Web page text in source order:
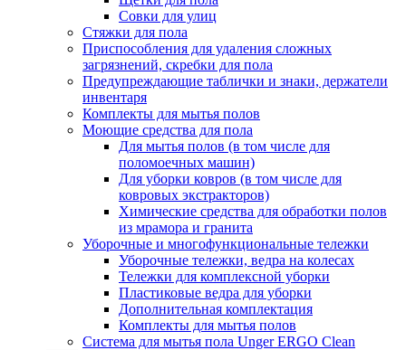
Совки для улиц
Стяжки для пола
Приспособления для удаления сложных
загрязнений, скребки для пола
Предупреждающие таблички и знаки, держатели
инвентаря
Комплекты для мытья полов
Моющие средства для пола
Для мытья полов (в том числе для
поломоечных машин)
Для уборки ковров (в том числе для
ковровых экстракторов)
Химические средства для обработки полов
из мрамора и гранита
Уборочные и многофункциональные тележки
Уборочные тележки, ведра на колесах
Тележки для комплексной уборки
Пластиковые ведра для уборки
Дополнительная комплектация
Комплекты для мытья полов
Система для мытья пола Unger ERGO Clean